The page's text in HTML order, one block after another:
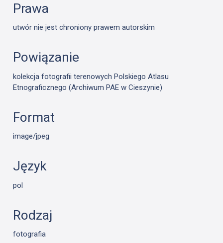
Prawa
utwór nie jest chroniony prawem autorskim
Powiązanie
kolekcja fotografii terenowych Polskiego Atlasu
Etnograficznego (Archiwum PAE w Cieszynie)
Format
image/jpeg
Język
pol
Rodzaj
fotografia